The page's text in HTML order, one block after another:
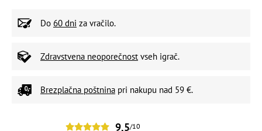
Do 60 dni za vračilo.
Zdravstvena neoporečnost vseh igrač.
Brezplačna poštnina pri nakupu nad 59 €.
9,5/10